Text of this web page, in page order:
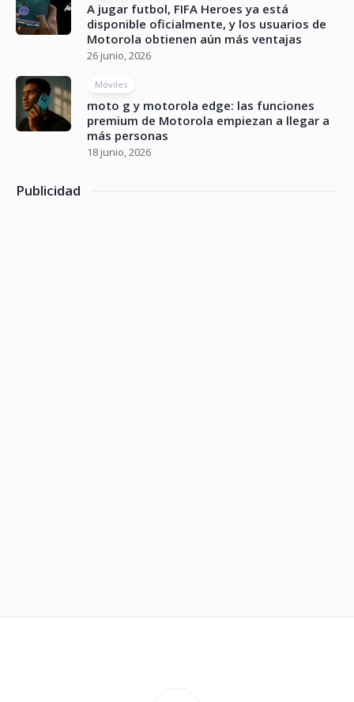
A jugar futbol, FIFA Heroes ya está
disponible oficialmente, y los usuarios de
Motorola obtienen aún más ventajas
26 junio, 2026
Móviles
moto g y motorola edge: las funciones
premium de Motorola empiezan a llegar a
más personas
18 junio, 2026
Publicidad